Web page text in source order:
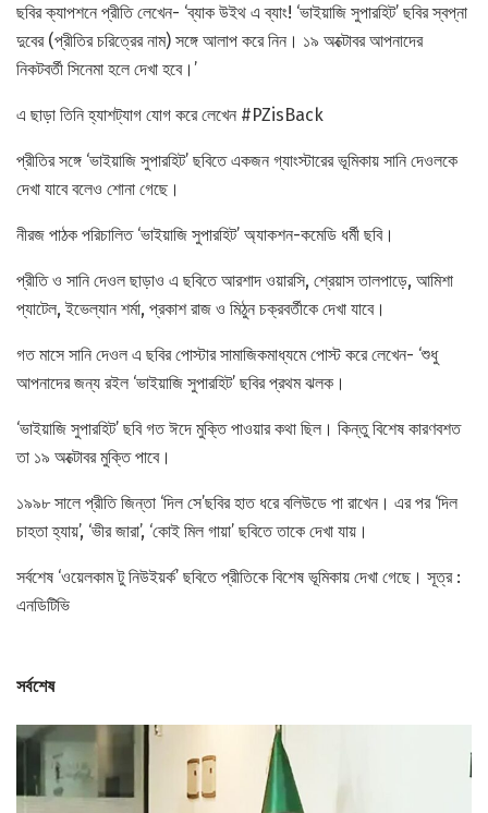
ছবির ক্যাপশনে প্রীতি লেখেন- ‘ব্যাক উইথ এ ব্যাং! ‘ভাইয়াজি সুপারহিট’ ছবির স্বপ্না
দুবের (প্রীতির চরিত্রের নাম) সঙ্গে আলাপ করে নিন। ১৯ অক্টোবর আপনাদের
নিকটবর্তী সিনেমা হলে দেখা হবে।’
এ ছাড়া তিনি হ্যাশট্যাগ যোগ করে লেখেন #PZisBack
প্রীতির সঙ্গে ‘ভাইয়াজি সুপারহিট’ ছবিতে একজন গ্যাংস্টারের ভূমিকায় সানি দেওলকে
দেখা যাবে বলেও শোনা গেছে।
নীরজ পাঠক পরিচালিত ‘ভাইয়াজি সুপারহিট’ অ্যাকশন-কমেডি ধর্মী ছবি।
প্রীতি ও সানি দেওল ছাড়াও এ ছবিতে আরশাদ ওয়ারসি, শ্রেয়াস তালপাড়ে, আমিশা
প্যাটেল, ইভেল্যান শর্মা, প্রকাশ রাজ ও মিঠুন চক্রবর্তীকে দেখা যাবে।
গত মাসে সানি দেওল এ ছবির পোস্টার সামাজিকমাধ্যমে পোস্ট করে লেখেন- ‘শুধু
আপনাদের জন্য রইল ‘ভাইয়াজি সুপারহিট’ ছবির প্রথম ঝলক।
‘ভাইয়াজি সুপারহিট’ ছবি গত ঈদে মুক্তি পাওয়ার কথা ছিল। কিন্তু বিশেষ কারণবশত
তা ১৯ অক্টোবর মুক্তি পাবে।
১৯৯৮ সালে প্রীতি জিন্তা ‘দিল সে’ছবির হাত ধরে বলিউডে পা রাখেন। এর পর ‘দিল
চাহতা হ্যায়’, ‘ভীর জারা’, ‘কোই মিল গায়া’ ছবিতে তাকে দেখা যায়।
সর্বশেষ ‘ওয়েলকাম টু নিউইয়র্ক’ ছবিতে প্রীতিকে বিশেষ ভূমিকায় দেখা গেছে। সূত্র :
এনডিটিভি
সর্বশেষ